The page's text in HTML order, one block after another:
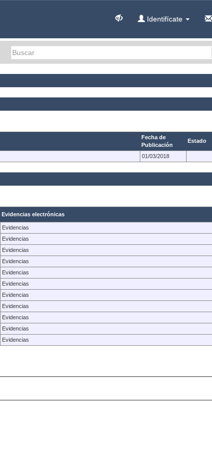
Identifícate
Fecha de
Publicación
Estado
01/03/2018
Evidencias electrónicas
Evidencias
Evidencias
Evidencias
Evidencias
Evidencias
Evidencias
Evidencias
Evidencias
Evidencias
Evidencias
Evidencias